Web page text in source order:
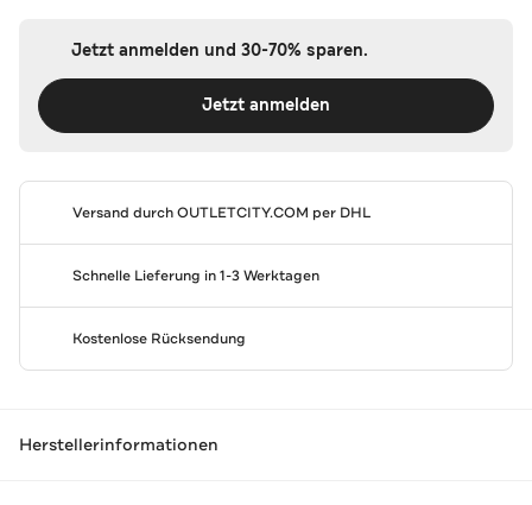
Jetzt anmelden und 30-70% sparen.
Jetzt anmelden
Versand durchOUTLETCITY.COM per DHL
Schnelle Lieferung in 1-3 Werktagen
Kostenlose Rücksendung
Herstellerinformationen